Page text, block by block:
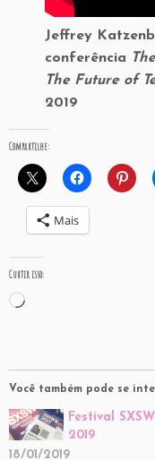
Jeffrey
conferência
The Future of
2019
Compartilhe:
Mais
Curtir isso:
Carregando...
Você também pode se
Festival SXSW
2019
18/01/2019